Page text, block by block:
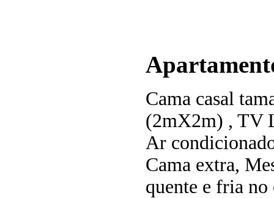
Cama casal
(2mX2m) , TV
Ar
Cama extra,
quente e fria